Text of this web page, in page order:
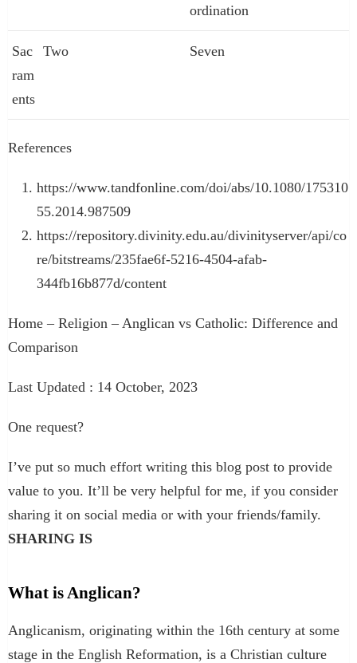
ordination
Sac
ram
ents
Two Seven
References
https://www.tandfonline.com/doi/abs/10.1080/175310
55.2014.987509
https://repository.divinity.edu.au/divinityserver/api/co
re/bitstreams/235fae6f-5216-4504-afab-
344fb16b877d/content
Home – Religion – Anglican vs Catholic: Difference and
Comparison
Last Updated : 14 October, 2023
One request?
I’ve put so much effort writing this blog post to provide
value to you. It’ll be very helpful for me, if you consider
sharing it on social media or with your friends/family.
SHARING IS ️
What is Anglican?
Anglicanism, originating within the 16th century at some
stage in the English Reformation, is a Christian culture